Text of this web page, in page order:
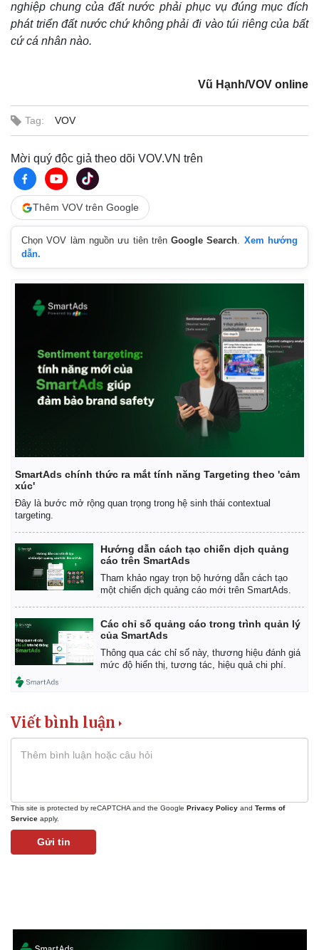
Pháp luật
Tin nóng
Tư vấn luật
Quân sự - Quốc phòng
Vũ khí
Việt Nam
Phân tích
nghiệp chung của đất nước phải phục vụ đúng mục đích
phát triển đất nước chứ không phải đi vào túi riêng của bất
cứ cá nhân nào.
Vũ Hạnh/VOV online
Tag: VOV
Mời quý độc giả theo dõi VOV.VN trên
Thêm VOV trên Google
Chọn VOV làm nguồn ưu tiên trênGoogle Search. Xem hướng
dẫn.
SmartAds chính thức ra mắt tính năng Targeting theo 'cảm
xúc'
Đây là bước mở rộng quan trọng trong hệ sinh thái contextual
targeting.
Hướng dẫn cách tạo chiến dịch quảng
cáo trên SmartAds
Tham khảo ngay trọn bộ hướng dẫn cách tạo
một chiến dịch quảng cáo mới trên SmartAds.
Các chỉ số quảng cáo trong trình quản lý
của SmartAds
Thông qua các chỉ số này, thương hiệu đánh giá
mức độ hiển thị, tương tác, hiệu quả chi phí.
Viết bình luận
This site is protected by reCAPTCHA and the Google Privacy Policy and Terms of
Service apply.
Gửi tin